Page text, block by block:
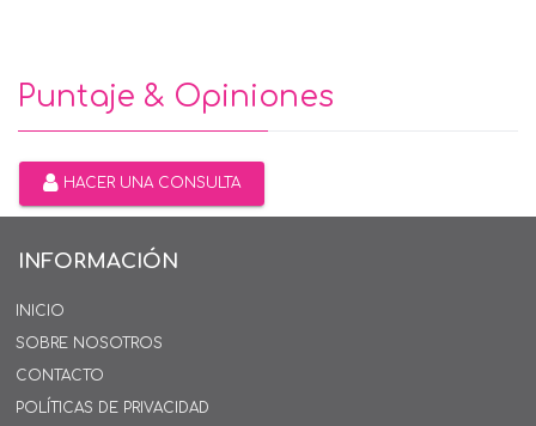
Puntaje & Opiniones
HACER UNA CONSULTA
INFORMACIÓN
INICIO
SOBRE NOSOTROS
CONTACTO
POLÍTICAS DE PRIVACIDAD